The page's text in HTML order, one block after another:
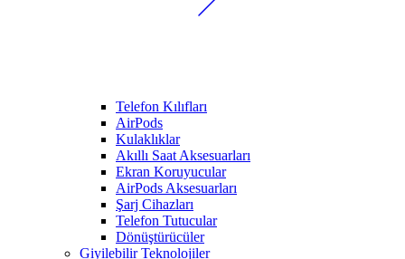
Telefon Kılıfları
AirPods
Kulaklıklar
Akıllı Saat Aksesuarları
Ekran Koruyucular
AirPods Aksesuarları
Şarj Cihazları
Telefon Tutucular
Dönüştürücüler
Giyilebilir Teknolojiler